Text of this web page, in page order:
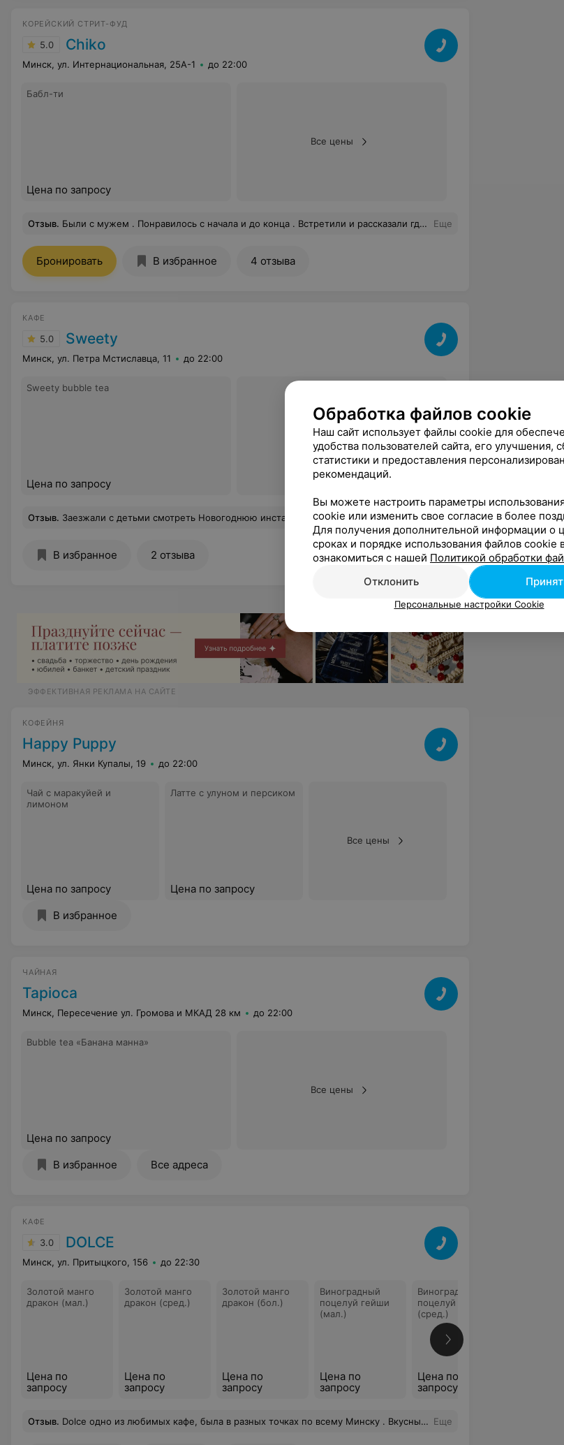
КОРЕЙСКИЙ СТРИТ-ФУД
5.0 Chiko
Минск, ул. Интернациональная, 25А-1 до 22:00
Бабл-ти
Цена по запросу
Все цены
Отзыв. Были с мужем . Понравилось с начала и до конца . Встретили и рассказали где и что ,атмосфера очень классная в Минске такого больше нет ,еда тоже порадовала. По ценнику тоже нормально для центра города Придём ещё Еще
Бронировать В избранное 4 отзыва
КАФЕ
5.0 Sweety
Минск, ул. Петра Мстиславца, 11 до 22:00
Sweety bubble tea
Цена по запросу
Все цены
Отзыв. Заезжали с детьми смотреть Новогоднюю инсталляцию в Dana Mall и заодно зашли в это нашумевшее кафе. Мороженое детям понравилось, не приторно-сладкое как обычное, а действительно чувствуется вкус йогурта с кислинкой. Пробовали классическое и шоколад. Надеюсь, оно не только вкусное, но и, на самом деле, полезное.. Еще
В избранное 2 отзыва
ЭФФЕКТИВНАЯ РЕКЛАМА НА САЙТЕ
КОФЕЙНЯ
Happy Puppy
Минск, ул. Янки Купалы, 19 до 22:00
Чай с маракуйей и
лимоном
Цена по запросу
Латте с улуном и персиком
Цена по запросу
Все цены
В избранное
ЧАЙНАЯ
Tapioca
Минск, Пересечение ул. Громова и МКАД 28 км до 22:00
Вubble tea «Банана манна»
Цена по запросу
Все цены
В избранное Все адреса
КАФЕ
3.0 DOLCE
Минск, ул. Притыцкого, 156 до 22:30
Золотой манго
дракон (мал.)
Цена по
запросу
Золотой манго
дракон (сред.)
Цена по
запросу
Золотой манго
дракон (бол.)
Цена по
запросу
Виноградный
поцелуй гейши
(мал.)
Цена по
запросу
Виноградный
поцелуй гейши
(сред.)
Цена по
запросу
Отзыв. Dolce одно из любимых кафе, была в разных точках по всему Минску . Вкусный кофе и десерты, красивая подача . Цены конечно выше чем в других кафе. Жаль что на проспекте кафе закрылось. Еще
Обработка файлов cookie
Наш сайт использует файлы cookie для
удобства пользователей сайта, его улучшения,
статистики и предоставления
рекомендаций.
Вы можете настроить параметры
cookie или изменить свое согласие в более
Для получения дополнительной информации о
сроках и порядке использования файлов
ознакомиться с нашей Политикой обработки
Отклонить
Персональные настройки Cookie